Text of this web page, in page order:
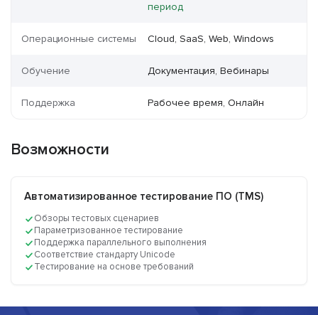
период
Операционные системы Cloud, SaaS, Web, Windows
Обучение Документация, Вебинары
Поддержка Рабочее время, Онлайн
Возможности
Автоматизированное тестирование ПО (TMS)
Обзоры тестовых сценариев
Параметризованное тестирование
Поддержка параллельного выполнения
Соответствие стандарту Unicode
Тестирование на основе требований